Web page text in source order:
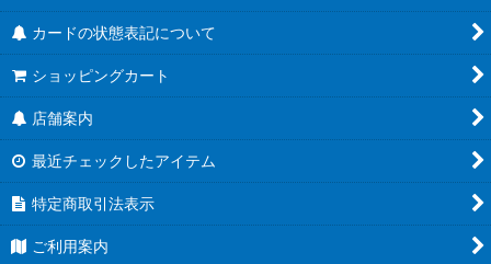
カードの状態表記について
ショッピングカート
店舗案内
最近チェックしたアイテム
特定商取引法表示
ご利用案内